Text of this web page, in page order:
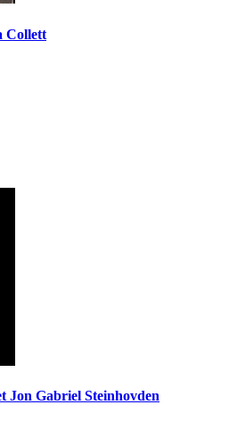
Collett
Jon Gabriel Steinhovden